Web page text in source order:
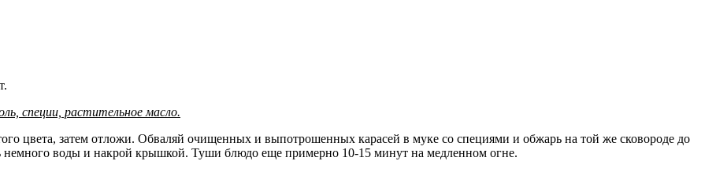
специи, растительное масло.
цвета, затем отложи. Обваляй очищенных и выпотрошенных карасей в муке со специями и обжарь на той же сковороде до
немного воды и накрой крышкой. Туши блюдо еще примерно 10-15 минут на медленном огне.